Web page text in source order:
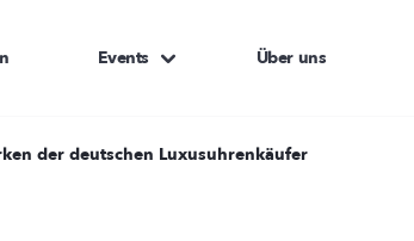
Events Über uns
der deutschen Luxusuhrenkäufer